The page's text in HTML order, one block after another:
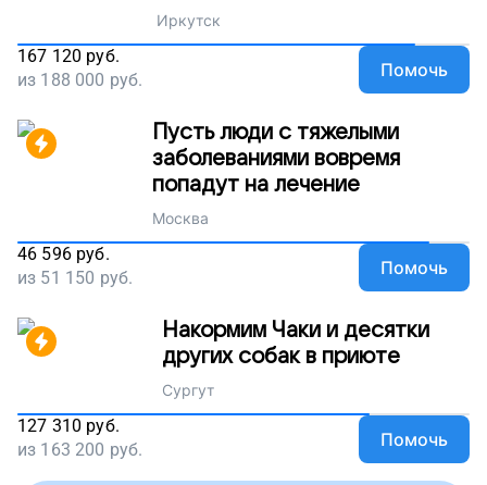
Иркутск
167 120 руб.
из 188 000 руб. Помочь
Пусть люди с тяжелыми
заболеваниями вовремя
попадут на лечение
Москва
46 596 руб.
из 51 150 руб. Помочь
Накормим Чаки и десятки
других собак в приюте
Сургут
127 310 руб.
из 163 200 руб. Помочь